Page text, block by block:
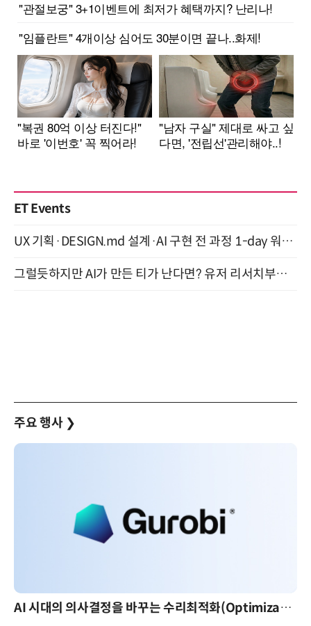
ET Events
UX 기획·DESIGN.md 설계·AI 구현 전 과정 1-day 워크숍 with Claude Code·Codex 9월 15일 개최
그럴듯하지만 AI가 만든 티가 난다면? 유저 리서치부터 배포까지! (9/15)
주요 행사 ❯
AI 시대의 의사결정을 바꾸는 수리최적화(Optimization): 실제 산업 적용 사례와 활용 전략